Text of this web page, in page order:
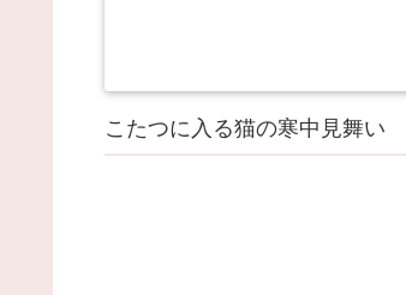
こたつに入る猫の寒中見舞い